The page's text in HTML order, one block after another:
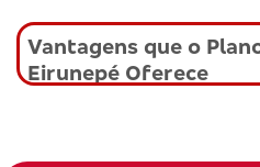
Vantagens que o
Eirunepé Oferece